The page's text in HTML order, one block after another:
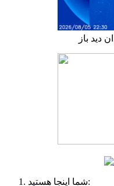
شما اینجا هستید: